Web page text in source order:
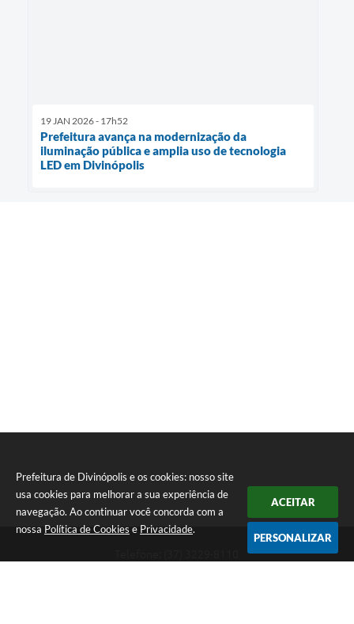
Prefeitura de Divinópolis e os cookies: nosso site
usa cookies para melhorar a sua experiência de
navegação. Ao continuar você concorda com a
nossa Política de Cookies e Privacidade.
ACEITAR
PERSONALIZAR
19 JAN 2026 - 17h52
Prefeitura avança na modernização da
iluminação pública e amplia uso de tecnologia
LED em Divinópolis